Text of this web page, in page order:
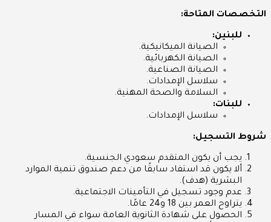
التخصصات المتاحة:
للبنين:
الصيانة الميكانيكية.
الصيانة الكهربائية.
الصيانة الصناعية.
سلاسل الإمدادات.
السلامة والصحة المهنية.
للبنات:
سلاسل الإمدادات.
شروط التسجيل:
يجب أن يكون المتقدم سعودي الجنسية.
ألا يكون قد استفاد سابقًا من دعم صندوق تنمية الموارد
البشرية (هدف).
عدم وجود تسجيل في التأمينات الاجتماعية.
يتراوح العمر بين 18 و24 عامًا.
الحصول على شهادة الثانوية العامة سواء في المسار